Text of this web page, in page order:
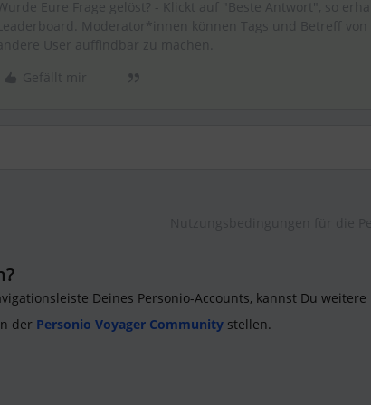
Deines Personio-Accounts, kannst Du
der Personio Voyager Community stellen.